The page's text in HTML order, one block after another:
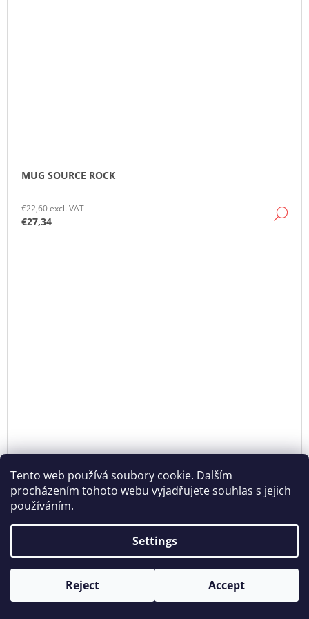
Tento web používá soubory cookie. Dalším
procházením tohoto webu vyjadřujete souhlas s jejich
používáním.
Settings
Reject Accept
Opening hours: Tue - Sun - 11:00 -19:00
MUG SOURCE ROCK
€22,60 excl. VAT
€27,34